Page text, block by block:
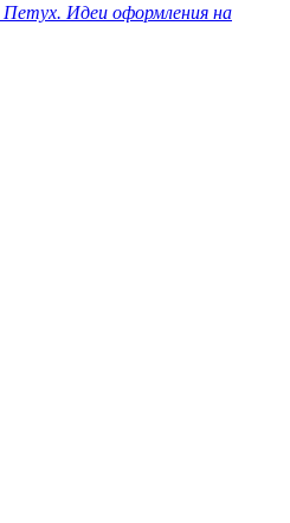
Идеи оформления на